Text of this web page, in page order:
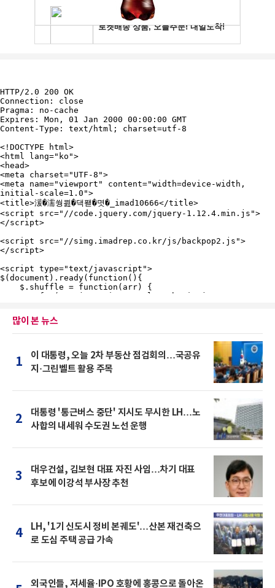
많이 본 뉴스
1
이 대통령, 오늘 2차 부동산 점검회의…국공유
지·그린벨트 활용 주목
2
대통령 '통근버스 중단' 지시도 무시한 LH…노
사합의 내세워 수도권 노선 운행
3
대우건설, 김보현 대표 자진 사임…차기 대표
후보에 이강석 부사장 추천
4
LH, '1기 신도시 정비 본궤도'…산본 재건축으
로 도심 주택 공급 가속
외국인들, 저세율·IPO 호황에 홍콩으로 돌아온